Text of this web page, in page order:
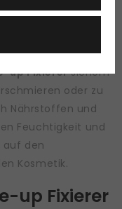
Make-up
den ganzen Tag,
Abend an seiner
up Fixierersichern
oder zu
Nährstoffen und
Feuchtigkeit und
auf den
Kosmetik.
up Fixierer